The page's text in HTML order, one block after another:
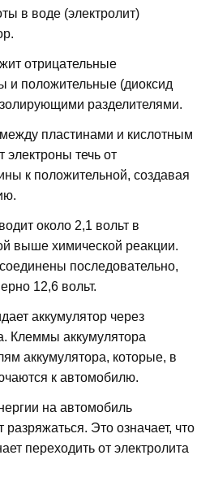
в воде (электролит)
отрицательные
и положительные (диоксид
разделителями.
пластинами и кислотным
электроны течь от
к положительной, создавая
около 2,1 вольт в
выше химической реакции.
последовательно,
12,6 вольт.
аккумулятор через
Клеммы аккумулятора
аккумулятора, которые, в
к автомобилю.
на автомобиль
разряжаться. Это означает, что
переходить от электролита